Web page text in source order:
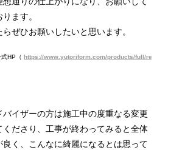
ます。
ぜひお願いしたいと思います。
式HP（https://www.yutoriform.com/products/full/
バイザーの方は施工中の度重なる変更
ださり、工事が終わってみると全体
く、こんなに綺麗になるとは思って